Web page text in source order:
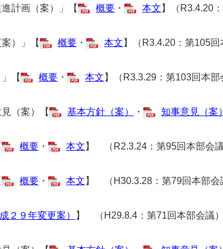
計画（案）」【 概要 ・ 本文 】（R3.4.20
）」【 概要 ・ 本文 】（R3.4.20：第105回
【 概要 ・ 本文 】（R3.3.29：第103回本部
（案）【 基本方針（案） ・ 知事意見（案
概要 ・ 本文 】 （R2.3.24：第95回本部会議
概要 ・ 本文 】 （H30.3.28：第79回本部会
２９年変更案） 】 （H29.8.4：第71回本部会議）